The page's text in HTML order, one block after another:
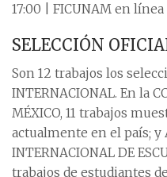
17:00 | FICUNAM en línea
SELECCIÓN
Son 12 trabajos los
INTERNACIONAL. En la
MÉXICO, 11 trabajos
actualmente en el país; y
INTERNACIONAL DE
trabajos de estudiantes